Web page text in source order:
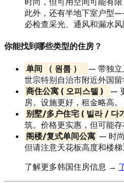
此外，还有半地下室户型
必检查采光、通风和漏水风
你能找到哪些类型的住房？
单间 （ 원룸 ）
— 带独立
世宗特别自治市附近外国留
商住公寓 ( 오피스텔 )
—
房。设施更好，租金略高。
别墅/多户住宅 ( 빌라 / 다
筑。价格更实惠，但可能存
阁楼/复式单间公寓 — 时
但请注意天花板高度和楼梯
了解更多韩国住房信息 →